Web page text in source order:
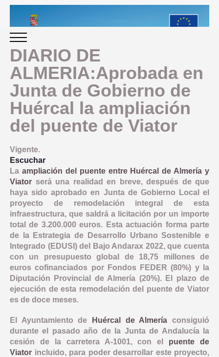
INICIO
PERIODO 2014-2020
PROGRAMACIÓN
GESTIÓN Y SEGUIMIENTO
PRESENTACION
PLAN IMPLEMENTACIÓN
OBJETIVO TEMATICO 2
LINEA 1: MODERNIZAR LA ADMINISTRACION ELECTRONICA
OBJETIVO TEMATICO 4
LINEA 2: INFRAESTRUCTURA Y FOMENTO DE LA MOVILIDAD
LINEA 3: ACCIONES PARA MEJORAR LA EFICIENCIA
OBJETIVO TEMATICO 6
LINEA 4: REHABILITACION Y PUESTA EN VALOR DEL
OBJETIVO TEMATICO 9
LINEA 7: GESTION EDUSI
LINEA 8: COMUNICACION EDUSI
NORMATIVA
DOCUMENTACIÓN
CONVOCATORIAS
EVALUACIÓN
OBJETIVOS
INDICADORES PRODUCTIVIDAD
INDICADORES RESULTADO
COMUNICACIÓN
INDICADORES DE COMUNICACION
NOTICIAS
BUENAS PRÁCTICAS
COMPROMISO ANTIFRAUDE
DECLARACIÓN INSTITUCIONAL ANTIFRAUDE
CÓDIGO DE CONDUCTA
COMISIÓN AUTOEVALUACIÓN DEL RIESGO
CANAL DE DENUNCIAS
DIARIO DE
ALMERIA:Aprobada en
Junta de Gobierno de
Huércal la ampliación
del puente de Viator
Vigente.
Escuchar
La ampliación del puente entre Huércal de Almería y
Viator será una realidad en breve, después de que
haya sido aprobado en Junta de Gobierno Local el
proyecto de remodelación integral de esta
infraestructura, que saldrá a licitación por un importe
total de 3.200.000 euros. Esta actuación forma parte
de la Estrategia de Desarrollo Urbano Sostenible e
Integrado (EDUSI) del Bajo Andarax 2022, que cuenta
con un presupuesto global de 18,75 millones de
euros cofinanciados por Fondos FEDER (80%) y la
Diputación Provincial de Almería (20%). El plazo de
ejecución de esta remodelación del puente de Viator
es de doce meses.
El Ayuntamiento de Huércal de Almería consiguió
durante el pasado año de la Junta de Andalucía la
cesión de la carretera A-1001, con el puente de
Viator incluido, para poder desarrollar este proyecto,
Aviso Legal Accesibilidad Mapa web Privacidad Cookies Contacto